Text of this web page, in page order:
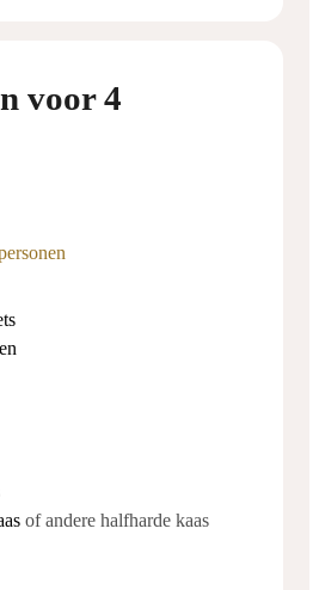
voor 4
of andere halfharde kaas